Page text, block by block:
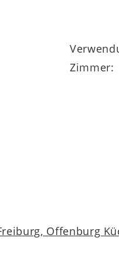
Zimmer:
Offenburg